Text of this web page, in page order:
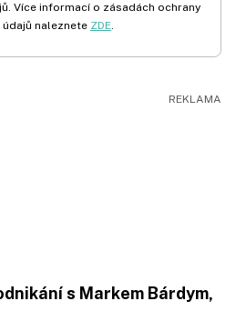
Více informací o zásadách ochrany
naleznete ZDE.
s Markem Bárdym,